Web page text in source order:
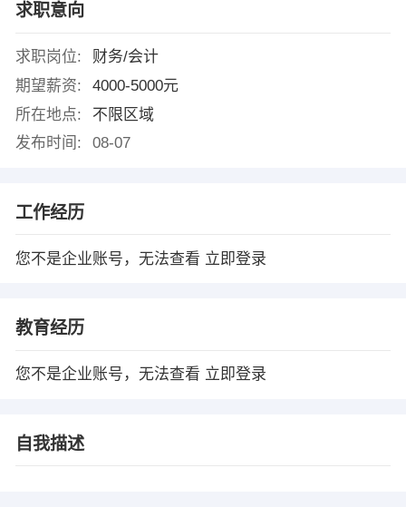
求职意向
求职岗位:
财务/会计
期望薪资:
4000-5000元
所在地点:
不限区域
发布时间:
08-07
工作经历
您不是企业账号，无法查看 立即登录
教育经历
您不是企业账号，无法查看 立即登录
自我描述